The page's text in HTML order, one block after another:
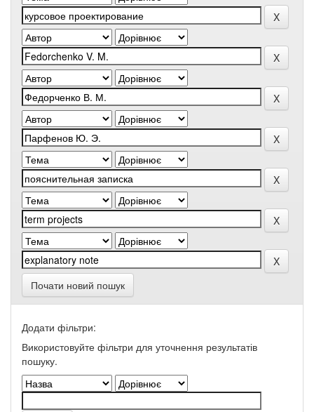
Почати новий пошук
Додати фільтри:
Використовуйте фільтри для уточнення результатів
пошуку.